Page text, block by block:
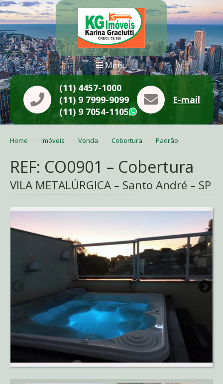
Menu
(11) 4457-1000
(11) 9 7999-9099
(11) 9 7054-1105
WhatsApp
E-mail
Home Imóveis Venda Cobertura Padrão
REF: CO0901 – Cobertura
VILA METALÚRGICA – Santo André – SP